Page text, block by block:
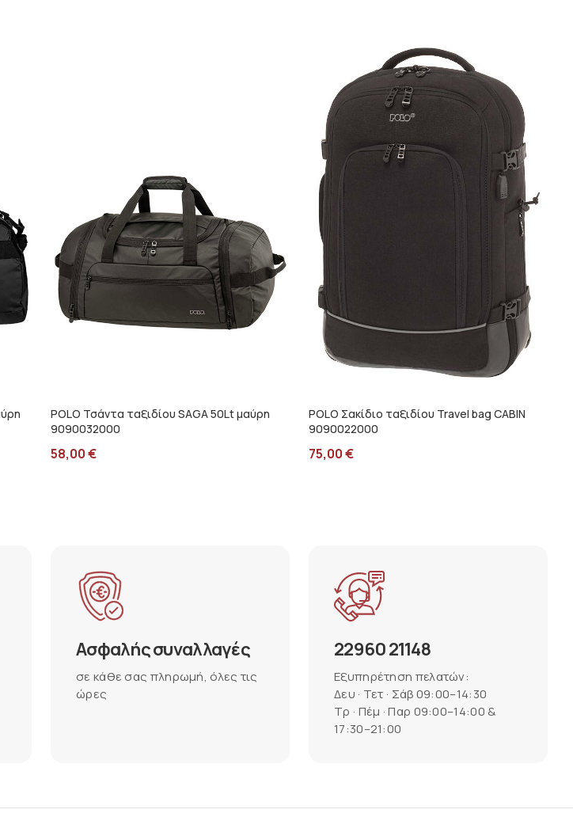
POLO Τσάντα ταξιδίου SAGA 50Lt μαύρη
9090032000
58,00€
POLO Σακίδιο ταξιδίου Travel bag CABIN
9090022000
75,00€
Ασφαλής συναλλαγές
σε κάθε σας πληρωμή, όλες τις
ώρες
22960 21148
Εξυπηρέτηση πελατών:
Δευ · Τετ · Σάβ 09:00–14:30
Τρ · Πέμ · Παρ 09:00–14:00 &
17:30–21:00